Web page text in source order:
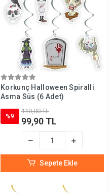
Korkunç Halloween Spiralli
Asma Süs (6 Adet)
%9
110,00 TL
99,90 TL
Sepete Ekle